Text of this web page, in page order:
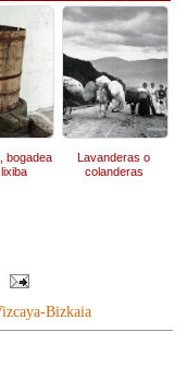
bogadea
Lavanderas o
colanderas
Bizkaia